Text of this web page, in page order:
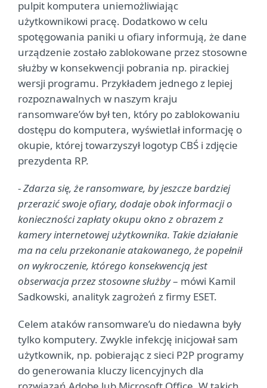
pulpit komputera uniemożliwiając
użytkownikowi pracę. Dodatkowo w celu
spotęgowania paniki u ofiary informują, że dane
urządzenie zostało zablokowane przez stosowne
służby w konsekwencji pobrania np. pirackiej
wersji programu. Przykładem jednego z lepiej
rozpoznawalnych w naszym kraju
ransomware’ów był ten, który po zablokowaniu
dostępu do komputera, wyświetlał informację o
okupie, której towarzyszył logotyp CBŚ i zdjęcie
prezydenta RP.
-Zdarza się, że ransomware, by jeszcze bardziej
przerazić swoje ofiary, dodaje obok informacji o
konieczności zapłaty okupu okno z obrazem z
kamery internetowej użytkownika. Takie działanie
ma na celu przekonanie atakowanego, że popełnił
on wykroczenie, którego konsekwencją jest
obserwacja przez stosowne służby– mówi Kamil
Sadkowski, analityk zagrożeń z firmy ESET.
Celem ataków ransomware’u do niedawna były
tylko komputery. Zwykle infekcję inicjował sam
użytkownik, np. pobierając z sieci P2P programy
do generowania kluczy licencyjnych dla